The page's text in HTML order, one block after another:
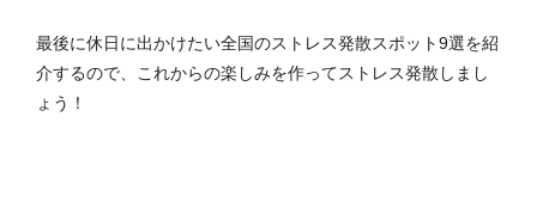
最後に休日に出かけたい全国のストレス発散スポット9選を紹
介するので、これからの楽しみを作ってストレス発散しまし
ょう！